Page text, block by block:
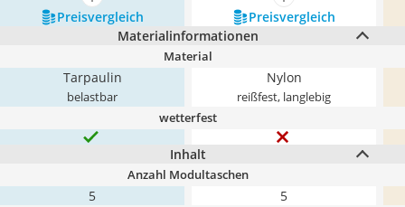
Preis­vergleich
Preis­vergleich
Materialinformationen
Material
Tarpaulin
belastbar
Nylon
reißfest, langlebig
wetterfest
Inhalt
Anzahl Modultaschen
5 5